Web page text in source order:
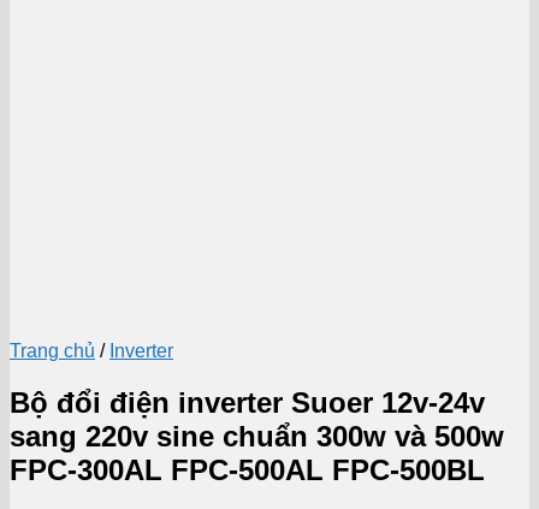
Trang chủ / Inverter
Bộ đổi điện inverter Suoer 12v-24v
sang 220v sine chuẩn 300w và 500w
FPC-300AL FPC-500AL FPC-500BL